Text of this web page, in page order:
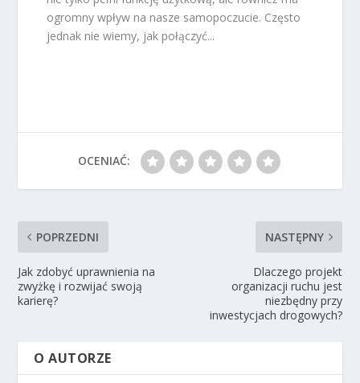
ogromny wpływ na nasze samopoczucie. Często
jednak nie wiemy, jak połączyć...
OCENIAĆ:
POPRZEDNI
Jak zdobyć uprawnienia na
zwyżkę i rozwijać swoją
karierę?
NASTĘPNY
Dlaczego projekt
organizacji ruchu jest
niezbędny przy
inwestycjach drogowych?
O AUTORZE